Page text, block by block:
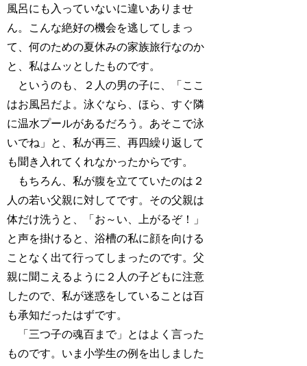
風呂にも入っていないに違いありませ
ん。こんな絶好の機会を逃してしまっ
て、何のための夏休みの家族旅行なのか
と、私はムッとしたものです。
というのも、２人の男の子に、「ここ
はお風呂だよ。泳ぐなら、ほら、すぐ隣
に温水プールがあるだろう。あそこで泳
いでね」と、私が再三、再四繰り返して
も聞き入れてくれなかったからです。
もちろん、私が腹を立てていたのは２
人の若い父親に対してです。その父親は
体だけ洗うと、「お～い、上がるぞ！」
と声を掛けると、浴槽の私に顔を向ける
ことなく出て行ってしまったのです。父
親に聞こえるように２人の子どもに注意
したので、私が迷惑をしていることは百
も承知だったはずです。
「三つ子の魂百まで」とはよく言った
ものです。いま小学生の例を出しました